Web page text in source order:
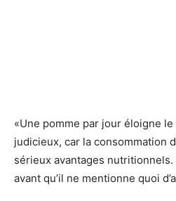
«Une pomme par jour éloigne
judicieux, car la consommation
sérieux avantages nutritionnels.
avant qu’il ne mentionne quoi